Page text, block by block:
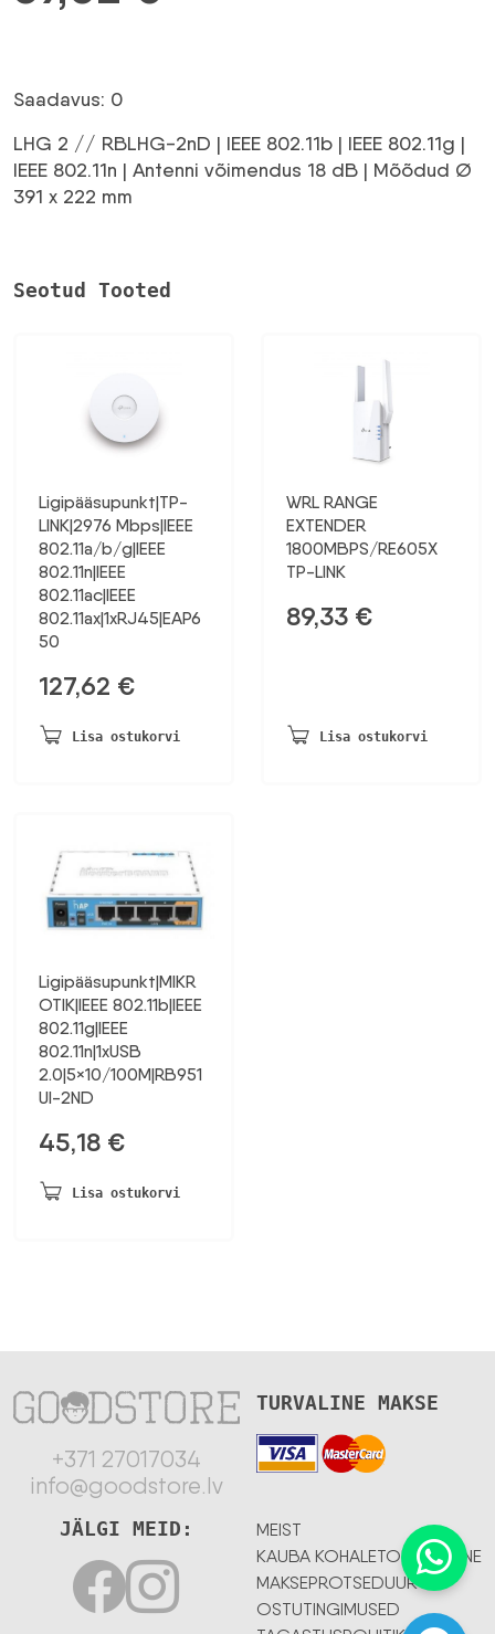
Saadavus: 0
LHG 2 // RBLHG-2nD | IEEE 802.11b | IEEE 802.11g |
IEEE 802.11n | Antenni võimendus 18 dB | Mõõdud Ø
391 x 222 mm
Seotud Tooted
Ligipääsupunkt|TP-
LINK|2976 Mbps|IEEE
802.11a/b/g|IEEE
802.11n|IEEE
802.11ac|IEEE
802.11ax|1xRJ45|EAP6
50
127,62 €
Lisa ostukorvi
WRL RANGE
EXTENDER
1800MBPS/RE605X
TP-LINK
89,33 €
Lisa ostukorvi
Ligipääsupunkt|MIKR
OTIK|IEEE 802.11b|IEEE
802.11g|IEEE
802.11n|1xUSB
2.0|5×10/100M|RB951
UI-2ND
45,18 €
Lisa ostukorvi
+371 27017034
info@goodstore.lv
TURVALINE MAKSE
MEIST
KAUBA KOHALETOIMETAMINE
MAKSEPROTSEDUUR
OSTUTINGIMUSED
JÄLGI MEID: